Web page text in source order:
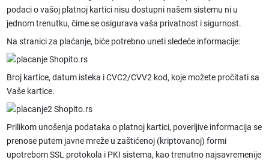
podaci o vašoj platnoj kartici nisu dostupni našem sistemu ni u
jednom trenutku, čime se osigurava vaša privatnost i sigurnost.
Na stranici za plaćanje, biće potrebno uneti sledeće informacije:
Broj kartice, datum isteka i CVC2/CVV2 kod, koje možete pročitati sa
Vaše kartice.
Prilikom unošenja podataka o platnoj kartici, poverljive informacija se
prenose putem javne mreže u zaštićenoj (kriptovanoj) formi
upotrebom SSL protokola i PKI sistema, kao trenutno najsavremenije